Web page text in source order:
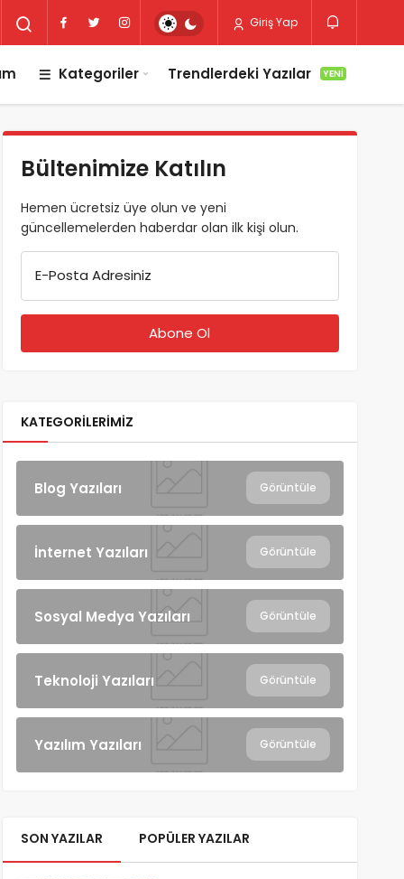
Giriş Yap
Kategoriler Trendlerdeki Yazılar YENI
Bültenimize Katılın
Hemen ücretsiz üye olun ve yeni
güncellemelerden haberdar olan ilk kişi olun.
E-Posta Adresiniz
KATEGORILERIMIZ
Blog Yazıları Görüntüle
İnternet Yazıları Görüntüle
Sosyal Medya Yazıları Görüntüle
Teknoloji Yazıları Görüntüle
Yazılım Yazıları Görüntüle
SON YAZILAR POPÜLER YAZILAR